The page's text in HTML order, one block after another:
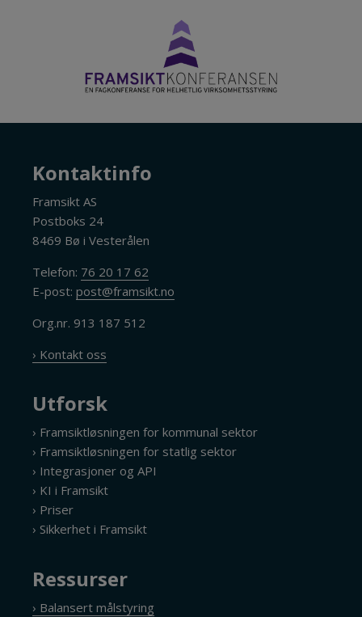
Kontaktinfo
Framsikt AS
Postboks 24
8469 Bø i Vesterålen
Telefon: 76 20 17 62
E-post:post@framsikt.no
Org.nr. 913 187 512
› Kontakt oss
Utforsk
› Framsiktløsningen for kommunal sektor
› Framsiktløsningen for statlig sektor
› Integrasjoner og API
› KI i Framsikt
› Priser
› Sikkerhet i Framsikt
Ressurser
› Balansert målstyring